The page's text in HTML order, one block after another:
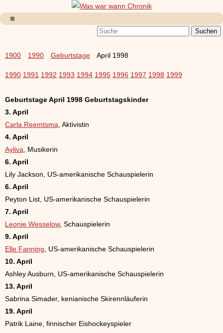
1900 1990 Geburtstage April 1998
1990 1991 1992 1993 1994 1995 1996 1997 1998 1999
Geburtstage April 1998 Geburtstagskinder
3. April
Carla Reemtsma , Aktivistin
4. April
Ayliva , Musikerin
6. April
Lily Jackson, US-amerikanische Schauspielerin
6. April
Peyton List, US-amerikanische Schauspielerin
7. April
Leonie Wesselow, Schauspielerin
9. April
Elle Fanning , US-amerikanische Schauspielerin
10. April
Ashley Ausburn, US-amerikanische Schauspielerin
13. April
Sabrina Simader, kenianische Skirennläuferin
19. April
Patrik Laine, finnischer Eishockeyspieler